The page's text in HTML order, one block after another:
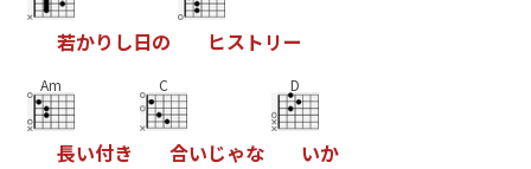
若かり し日の ヒス ト リー
Am
長い付き
C
合いじゃな
D
いか